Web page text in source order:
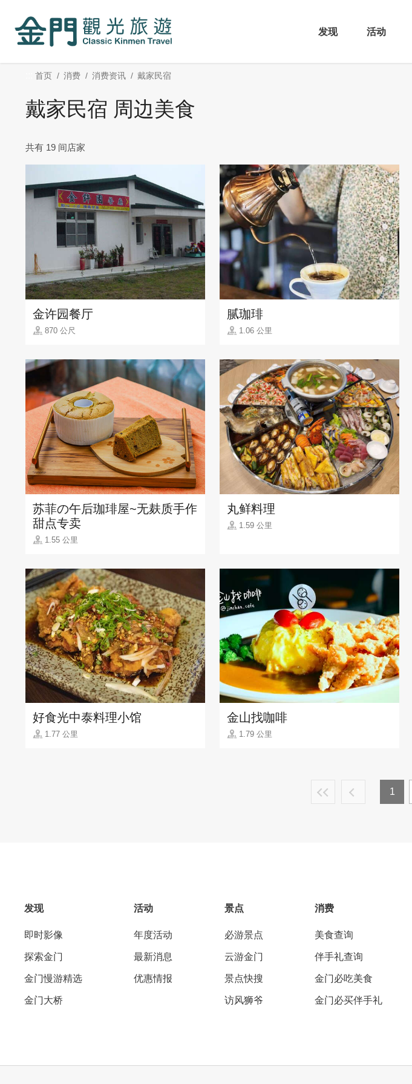
内
发现
活动
首页 消费 消费资讯 戴家民宿
戴家民宿 周边美食
共有 19 间店家
金许园餐厅
870 公尺
腻珈琲
1.06 公里
苏菲の午后珈琲屋~无麸质手作
甜点专卖
1.55 公里
丸鲜料理
1.59 公里
好食光中泰料理小馆
1.77 公里
金山找咖啡
1.79 公里
1
发现
即时影像
探索金门
金门慢游精选
金门大桥
活动
年度活动
最新消息
优惠情报
景点
必游景点
云游金门
景点快搜
访风狮爷
消费
美食查询
伴手礼查询
金门必吃美食
金门必买伴手礼